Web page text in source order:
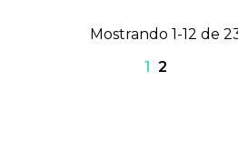
Mostrando 1-12 de
1 2